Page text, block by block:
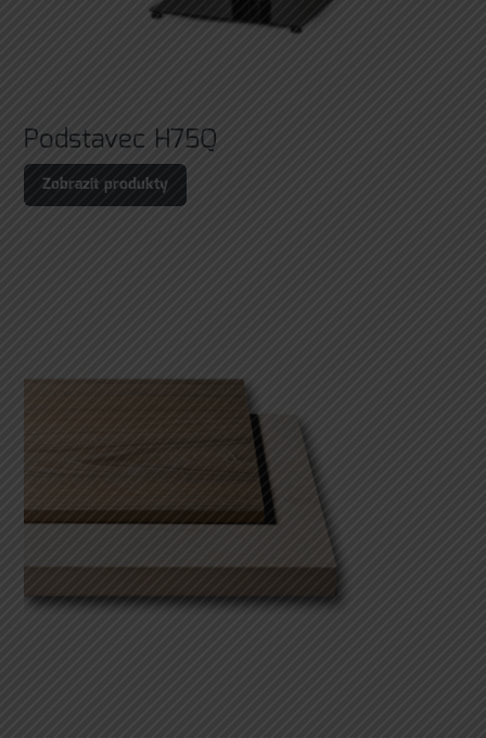
Podstavec H75Q
Zobrazit produkty